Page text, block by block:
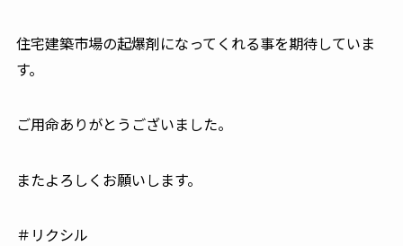
住宅建築市場の起爆剤になってくれる事を期待していま
す。
ご用命ありがとうございました。
またよろしくお願いします。
＃リクシル